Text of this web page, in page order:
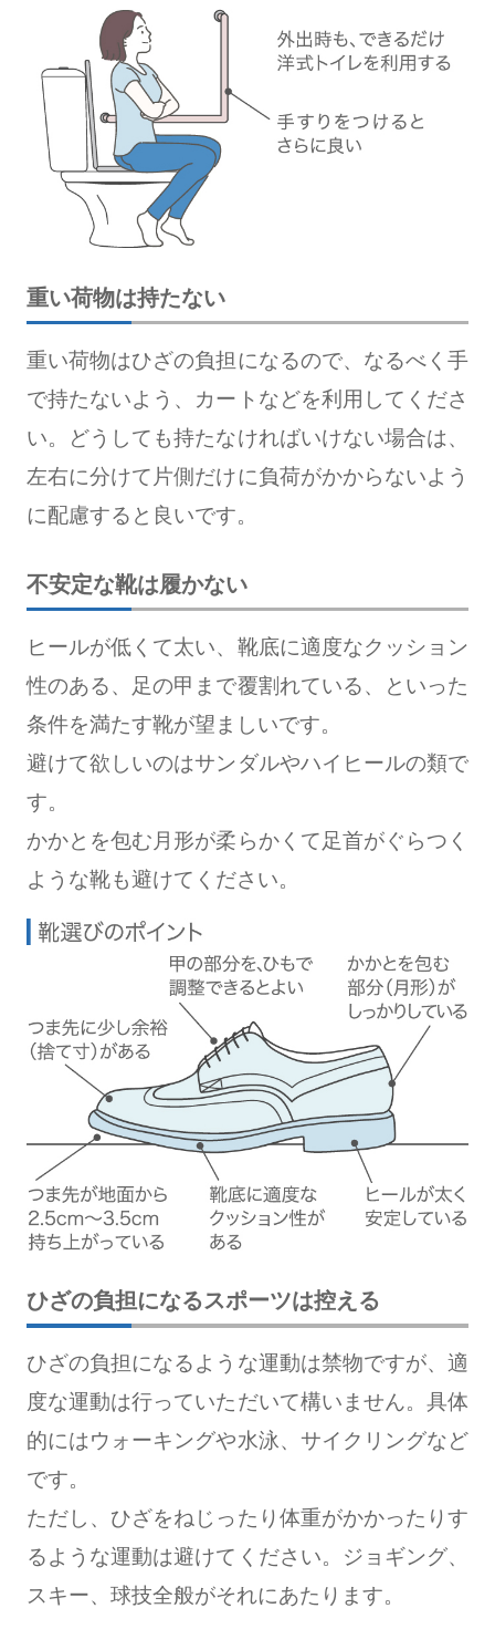
重い荷物は持たない
重い荷物はひざの負担になるので、なるべく手
で持たないよう、カートなどを利用してくださ
い。どうしても持たなければいけない場合は、
左右に分けて片側だけに負荷がかからないよう
に配慮すると良いです。
不安定な靴は履かない
ヒールが低くて太い、靴底に適度なクッション
性のある、足の甲まで覆割れている、といった
条件を満たす靴が望ましいです。
避けて欲しいのはサンダルやハイヒールの類で
す。
かかとを包む月形が柔らかくて足首がぐらつく
ような靴も避けてください。
ひざの負担になるスポーツは控える
ひざの負担になるような運動は禁物ですが、適
度な運動は行っていただいて構いません。具体
的にはウォーキングや水泳、サイクリングなど
です。
ただし、ひざをねじったり体重がかかったりす
るような運動は避けてください。ジョギング、
スキー、球技全般がそれにあたります。